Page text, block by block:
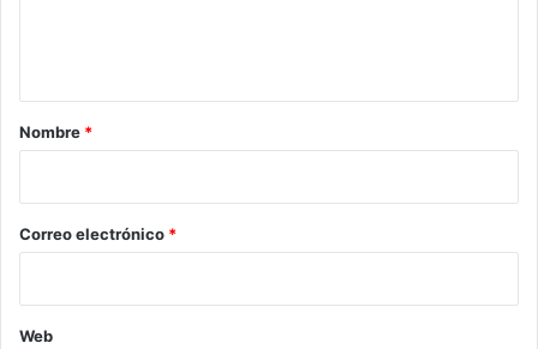
r
*
Nombre *
Correo electrónico *
Web